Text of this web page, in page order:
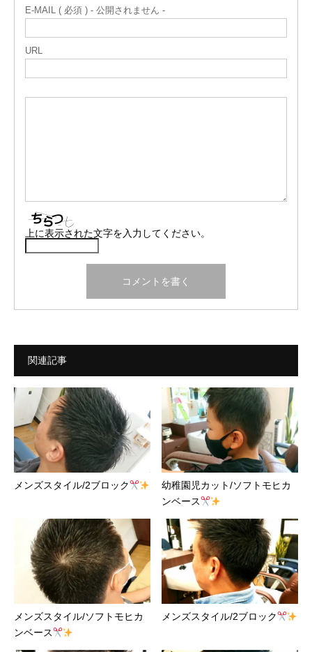
E-MAIL ( 必須 ) - 公開されません -
URL
上に表示された文字を入力してください。
関連記事
メンズスタイル/2ブロック
幼稚園児カット/ソフトモヒカ
ンベース
メンズスタイル/ソフトモヒカ
ンベース
メンズスタイル/2ブロック